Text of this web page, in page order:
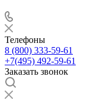
Телефоны
8 (800) 333-59-61
+7(495) 492-59-61
Заказать звонок